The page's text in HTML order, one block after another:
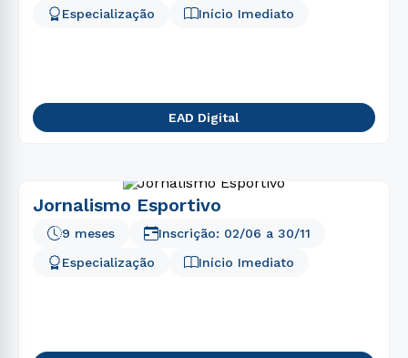
Especialização
Início Imediato
EAD Digital
Jornalismo Esportivo
9 meses
Especialização
Início Imediato
Inscrição: 02/06 a 30/11